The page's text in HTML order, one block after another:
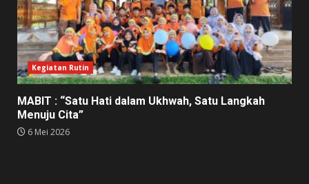
Kegiatan Rutin
MABIT : “Satu Hati dalam Ukhwah, Satu Langkah
Menuju Cita”
6 Mei 2026